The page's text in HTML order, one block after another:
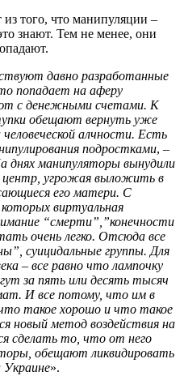
того, что манипуляции –
знают. Тем не менее, они
давно разработанные
попадает на аферу
с денежными счетами. К
обещают вернуть уже
алчности. Есть
подростками, –
днях манипуляторы вынудили
угрожая выложить в
его матери. С
виртуальная
“смерти”,”конечности
очень легко. Отсюда все
суицидальные группы. Для
– все равно что лампочку
за пять или десять тысяч
И все потому, что им в
такое хорошо и что такое
новый метод воздействия на
сделать то, что от него
обещают ликвидировать
Украине».